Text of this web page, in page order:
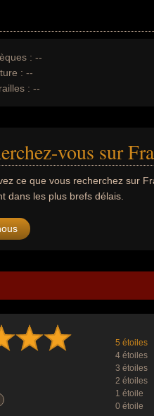
: --
: --
: --
vous sur
ce que vous recherchez sur
dans les plus brefs délais.
5 étoiles
4 étoiles
3 étoiles
2 étoiles
1 étoile
0 étoile